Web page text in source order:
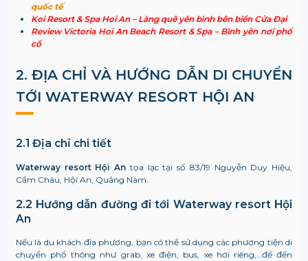
quốc tế
Koi Resort & Spa Hoi An – Làng quê yên bình bên biển Cửa Đại
Review Victoria Hoi An Beach Resort & Spa – Bình yên nơi phố
cổ
2. ĐỊA CHỈ VÀ HƯỚNG DẪN DI CHUYỂN
TỚI WATERWAY RESORT HỘI AN
2.1 Địa chỉ chi tiết
Waterway resort Hội An tọa lạctại số 83/19 Nguyễn Duy Hiệu,
Cẩm Châu, Hội An, Quảng Nam.
2.2 Hướng dẫn đường đi tới Waterway resort Hội
An
Nếu là du khách địa phương, bạn có thể sử dụng các phương tiện di
chuyển phổ thông như grab, xe điện, bus, xe hơi riêng,…để đến